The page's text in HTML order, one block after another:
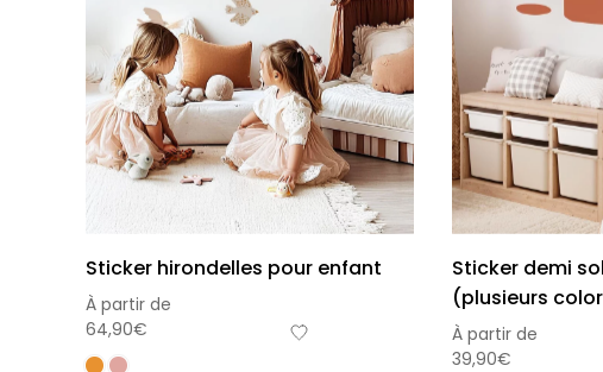
Sticker hirondelles pour enfant
À partir de
64,90€
Sticker demi
(plusieurs
À partir de
39,90€